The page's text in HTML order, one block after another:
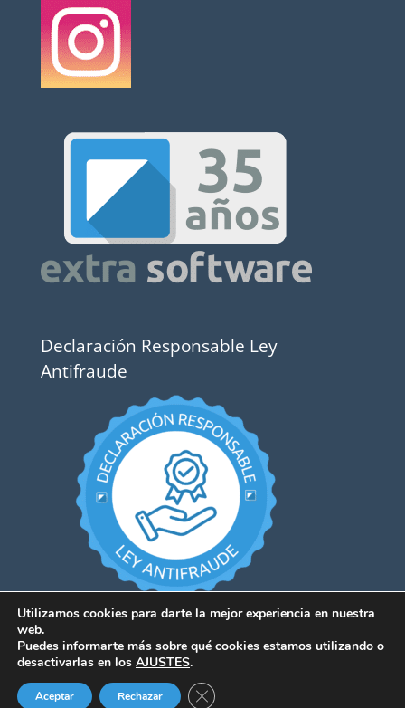
Declaración Responsable Ley
Antifraude
Utilizamos cookies para darte la mejor experiencia en nuestra
web.
Puedes informarte más sobre qué cookies estamos utilizando o
desactivarlas en los AJUSTES.
Aceptar Rechazar Cerrar el banner de cookies RGPD